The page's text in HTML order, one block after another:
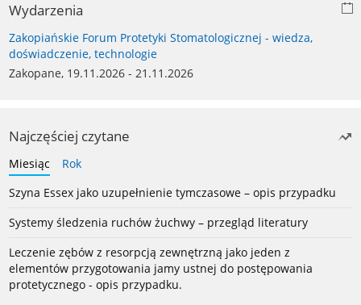
Wydarzenia
Zakopiańskie Forum Protetyki Stomatologicznej - wiedza,
doświadczenie, technologie
Zakopane, 19.11.2026 - 21.11.2026
Najczęściej czytane
Miesiąc
Rok
Szyna Essex jako uzupełnienie tymczasowe – opis przypadku
Systemy śledzenia ruchów żuchwy – przegląd literatury
Leczenie zębów z resorpcją zewnętrzną jako jeden z
elementów przygotowania jamy ustnej do postępowania
protetycznego - opis przypadku.